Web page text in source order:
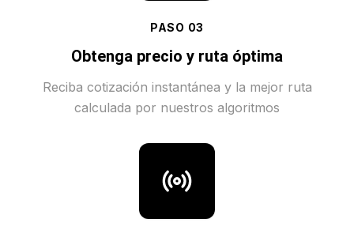
PASO 03
Obtenga precio y ruta óptima
Reciba cotización instantánea y la mejor ruta
calculada por nuestros algoritmos